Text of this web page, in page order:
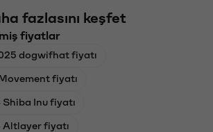
fazlasını keşfet
fiyatlar
dogwifhat fiyatı
fiyatı
Inu fiyatı
Altlayer fiyatı